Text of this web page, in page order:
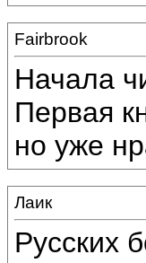
Fairbrook
Начала
Первая
но уже
Лаик
Русских